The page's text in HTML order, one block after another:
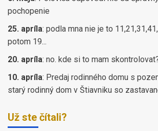
pochopenie
25. apríla: podla mna nie je to
potom 19...
20. apríla: no. kde si to mam
10. apríla: Predaj rodinného domu s
starý rodinný dom v Štiavniku so
Už ste čítali?